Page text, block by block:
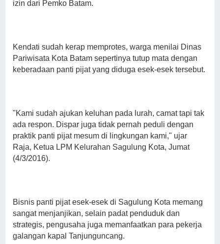
izin dari Pemko Batam.
Kendati sudah kerap memprotes, warga menilai Dinas
Pariwisata Kota Batam sepertinya tutup mata dengan
keberadaan panti pijat yang diduga esek-esek tersebut.
"Kami sudah ajukan keluhan pada lurah, camat tapi tak
ada respon. Dispar juga tidak pernah peduli dengan
praktik panti pijat mesum di lingkungan kami," ujar
Raja, Ketua LPM Kelurahan Sagulung Kota, Jumat
(4/3/2016).
Bisnis panti pijat esek-esek di Sagulung Kota memang
sangat menjanjikan, selain padat penduduk dan
strategis, pengusaha juga memanfaatkan para pekerja
galangan kapal Tanjunguncang.